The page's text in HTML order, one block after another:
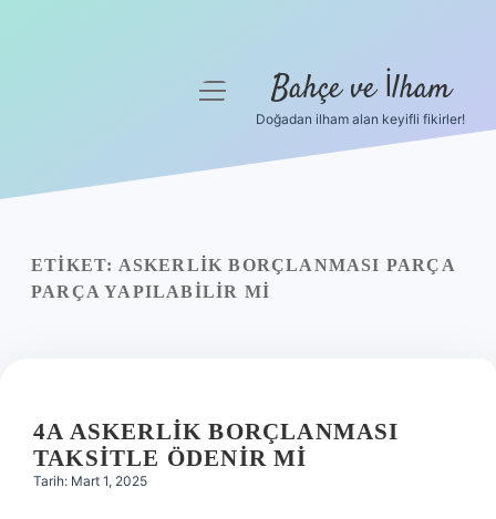
Yasal Uyarı
menüyü
Bahçe ve İlham
Doğadan ilham alan keyifli fikirler!
ETIKET: ASKERLIK BORÇLANMASI PARÇA
PARÇA YAPILABILIR MI
4A ASKERLIK BORÇLANMASI
TAKSITLE ÖDENIR MI
Tarih: Mart 1, 2025